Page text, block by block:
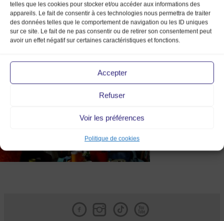
telles que les cookies pour stocker et/ou accéder aux informations des
appareils. Le fait de consentir à ces technologies nous permettra de traiter
des données telles que le comportement de navigation ou les ID uniques
sur ce site. Le fait de ne pas consentir ou de retirer son consentement peut
avoir un effet négatif sur certaines caractéristiques et fonctions.
Accepter
Refuser
Voir les préférences
Politique de cookies
DSCF1406